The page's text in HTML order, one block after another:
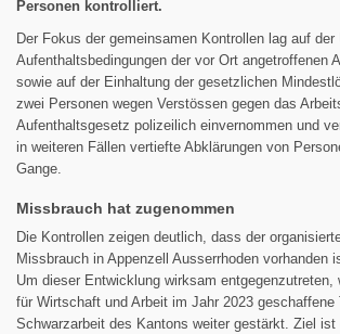
Personen kontrolliert.
Der Fokus der gemeinsamen Kontrollen lag auf der
Aufenthaltsbedingungen der vor Ort angetroffenen
sowie auf der Einhaltung der gesetzlichen
zwei Personen wegen Verstössen gegen das
Aufenthaltsgesetz polizeilich einvernommen und
in weiteren Fällen vertiefte Abklärungen von
Gange.
Missbrauch hat zugenommen
Die Kontrollen zeigen deutlich, dass der
Missbrauch in Appenzell Ausserrhoden vorhanden
Um dieser Entwicklung wirksam entgegenzutreten,
für Wirtschaft und Arbeit im Jahr 2023 geschaffene
Schwarzarbeit des Kantons weiter gestärkt. Ziel ist